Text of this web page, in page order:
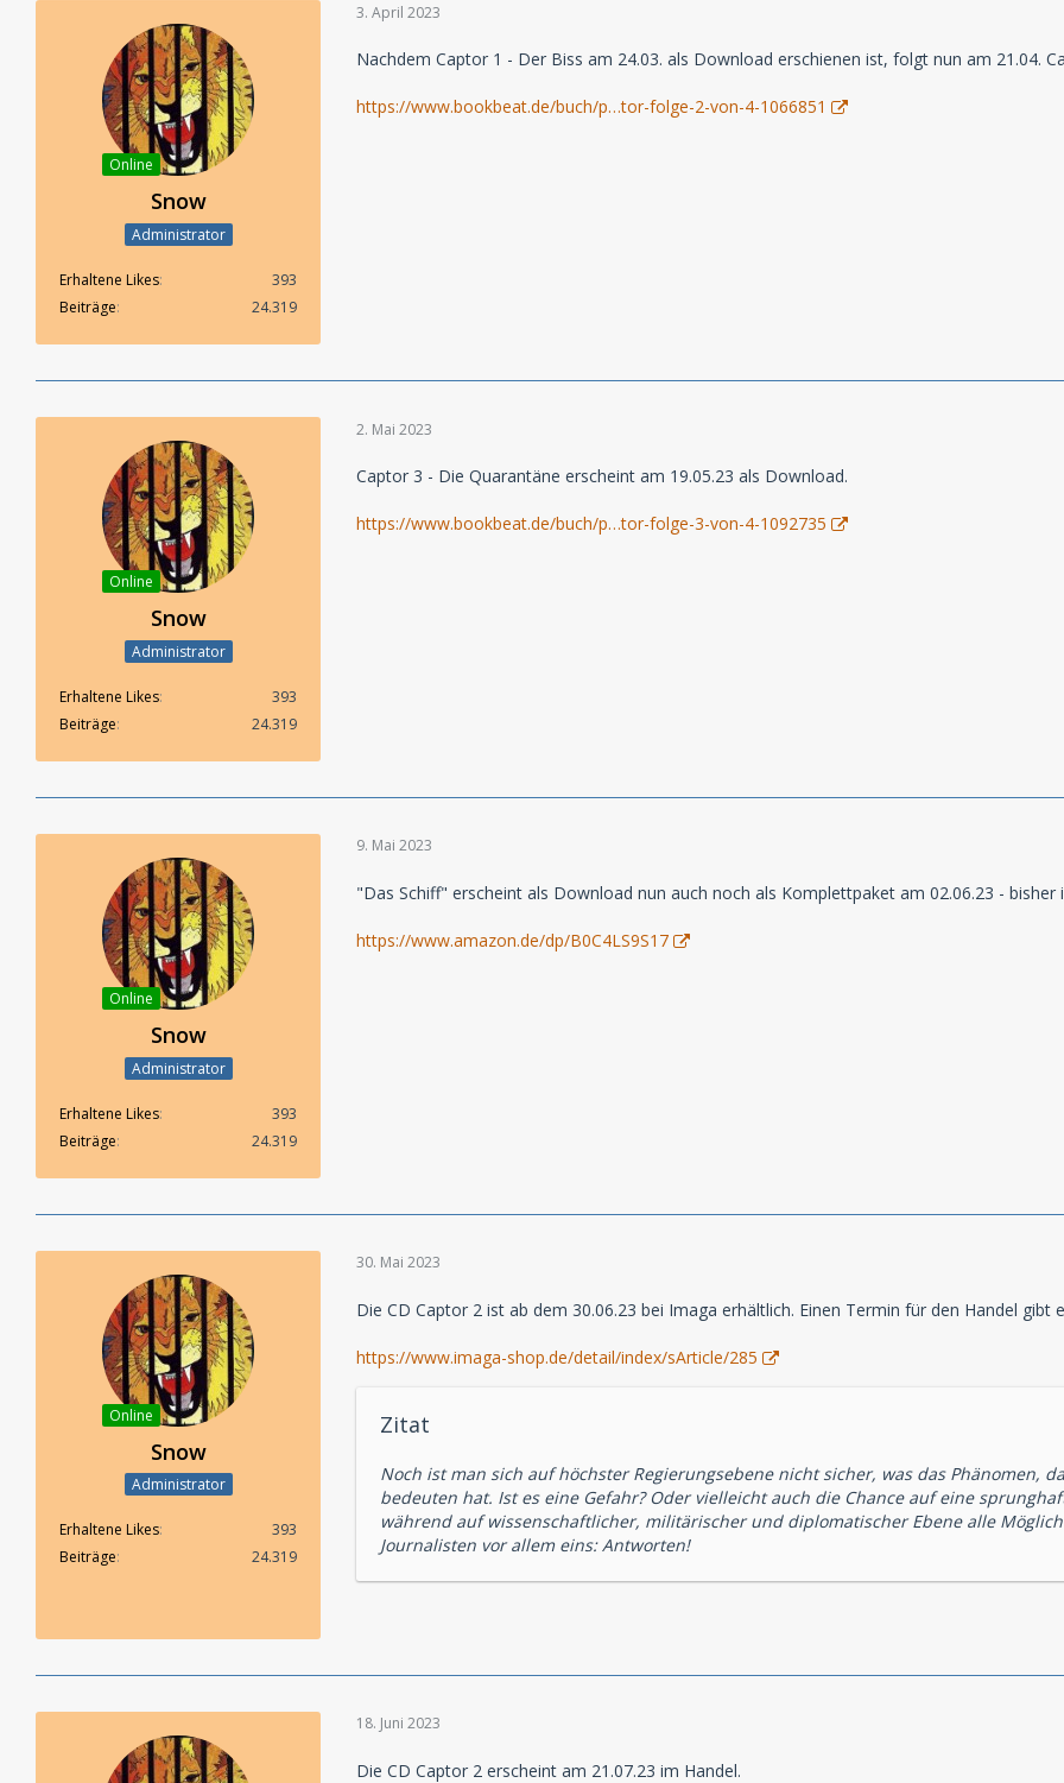
Online
Snow
Administrator
Erhaltene Likes
393
Beiträge
24.319
3. April 2023
Nachdem Captor 1 - Der Biss am 24.03. als Download erschienen ist, folgt nun am 21.04.
https://www.bookbeat.de/buch/p…tor-folge-2-von-4-1066851
Online
Snow
Administrator
Erhaltene Likes
393
Beiträge
24.319
2. Mai 2023
Captor 3 - Die Quarantäne erscheint am 19.05.23 als Download.
https://www.bookbeat.de/buch/p…tor-folge-3-von-4-1092735
Online
Snow
Administrator
Erhaltene Likes
393
Beiträge
24.319
9. Mai 2023
"Das Schiff" erscheint als Download nun auch noch als Komplettpaket am 02.06.23 -
https://www.amazon.de/dp/B0C4LS9S17
Online
Snow
Administrator
Erhaltene Likes
393
Beiträge
24.319
30. Mai 2023
Die CD Captor 2 ist ab dem 30.06.23 bei Imaga erhältlich. Einen Termin für den Handel gibt
https://www.imaga-shop.de/detail/index/sArticle/285
Zitat
Noch ist man sich auf höchster Regierungsebene nicht sicher, was das Phänomen,
bedeuten hat. Ist es eine Gefahr? Oder vielleicht auch die Chance auf eine
während auf wissenschaftlicher, militärischer und diplomatischer Ebene alle
Journalisten vor allem eins: Antworten!
18. Juni 2023
Die CD Captor 2 erscheint am 21.07.23 im Handel.